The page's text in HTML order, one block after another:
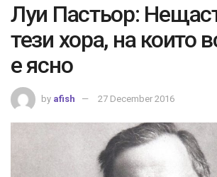
Луи Пастьор:
тези хора, на които
е ясно
by afish 27 December 2016